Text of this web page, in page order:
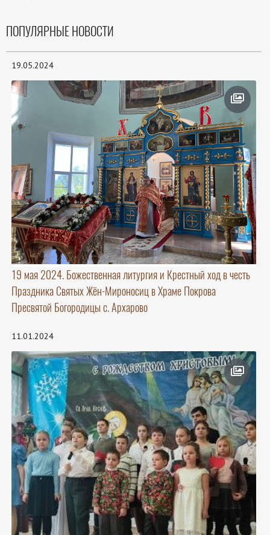
ПОПУЛЯРНЫЕ НОВОСТИ
19.05.2024
19 мая 2024. Божественная литургия и Крестный ход в честь
Праздника Святых Жён-Мироносиц в Храме Покрова
Пресвятой Богородицы с. Архарово
11.01.2024